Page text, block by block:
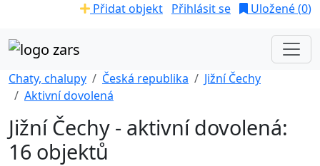
Přidat objekt Přihlásit se Uložené (0)
Chaty, chalupy Česká republika
Jižní Čechy
Aktivní dovolená
Jižní Čechy - aktivní dovolená:
16 objektů